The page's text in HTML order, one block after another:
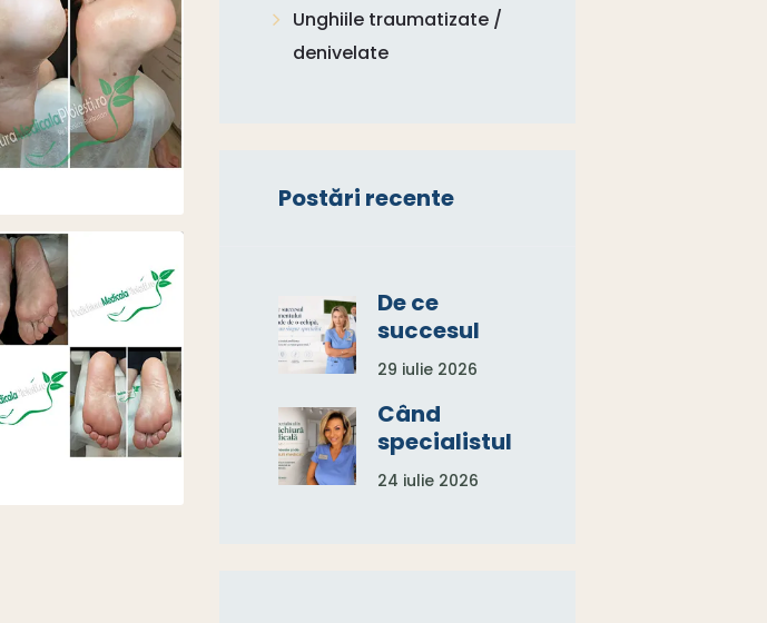
Unghiile traumatizate /
denivelate
Postări recente
De ce
succesul
tratamentu
lui depinde
de o
echipă, nu
de un
singur
29 iulie 2026
Când
specialistul
în
24 iulie 2026